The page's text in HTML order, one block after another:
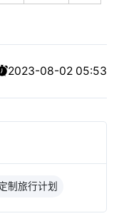
2023-08-02 05:53
制旅行计划